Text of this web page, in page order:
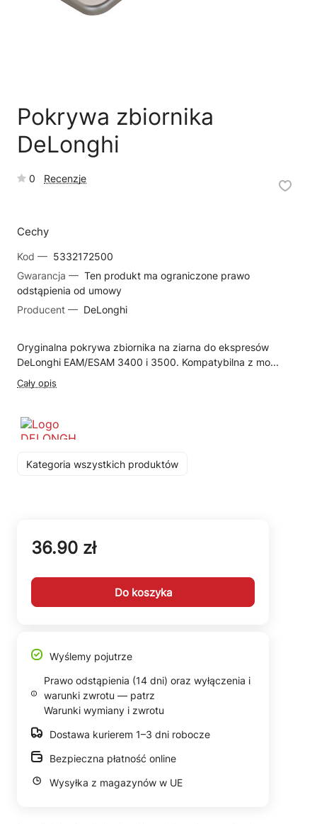
Pokrywa zbiornika
DeLonghi
0 Recenzje
Cechy
Kod — 5332172500
Gwarancja — Ten produkt ma ograniczone prawo
odstąpienia od umowy
Producent — DeLonghi
Oryginalna pokrywa zbiornika na ziarna do ekspresów
DeLonghi EAM/ESAM 3400 i 3500. Kompatybilna z mo...
Cały opis
Kategoria wszystkich produktów
36.90 zł
Do koszyka
Wyślemy pojutrze
Prawo odstąpienia (14 dni) oraz wyłączenia i
warunki zwrotu — patrz
Warunki wymiany i zwrotu
Dostawa kurierem 1–3 dni robocze
Bezpieczna płatność online
Wysyłka z magazynów w UE